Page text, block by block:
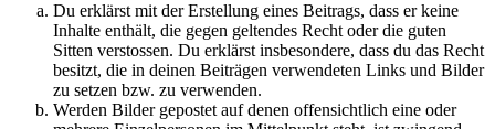
Du erklärst mit der Erstellung eines Beitrags, dass er keine
Inhalte enthält, die gegen geltendes Recht oder die guten
Sitten verstossen. Du erklärst insbesondere, dass du das Recht
besitzt, die in deinen Beiträgen verwendeten Links und Bilder
zu setzen bzw. zu verwenden.
Werden Bilder gepostet auf denen offensichtlich eine oder